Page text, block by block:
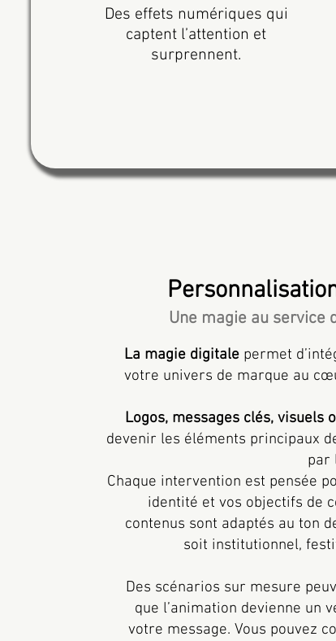
Des effets numériques qui
captent l’attention et
surprennent.
Une magie au service
La magie digitalepermet
votre univers de marque au
Logos, messages clés, visuels
devenir les éléments principaux
par
Chaque intervention est pensée
identité et vos objectifs de
contenus sont adaptés au ton
soit institutionnel,
Des scénarios sur mesure
que l’animation devienne un
votre message. Vous pouvez